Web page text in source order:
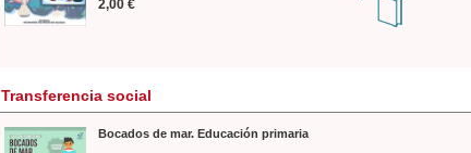
2,00 €
Transferencia social
Bocados de mar. Educación primaria